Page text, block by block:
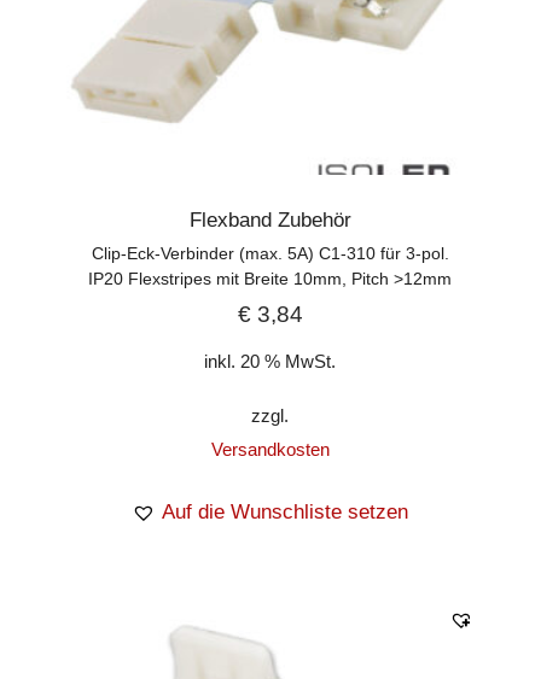
Flexband Zubehör
Clip-Eck-Verbinder (max. 5A) C1-310 für 3-pol.
IP20 Flexstripes mit Breite 10mm, Pitch >12mm
€3,84
inkl. 20 % MwSt.
zzgl.
Versandkosten
Auf die Wunschliste setzen